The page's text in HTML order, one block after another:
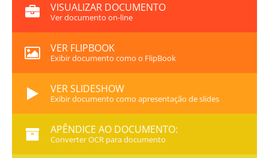
VISUALIZAR DOCUMENTO
Ver documento on-line
VER FLIPBOOK
Exibir documento como o FlipBook
VER SLIDESHOW
Exibir documento como apresentação de slides
APÊNDICE AO DOCUMENTO:
Converter OCR para documento